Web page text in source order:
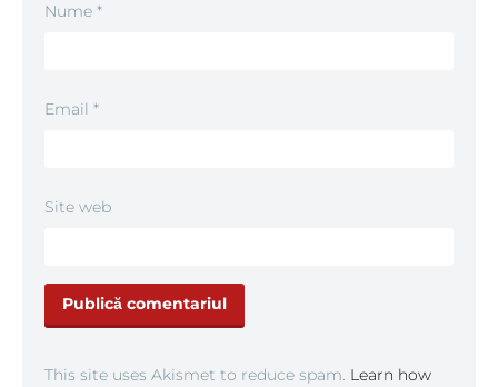
Nume *
Email *
Site web
This site uses Akismet to reduce spam. Learn how